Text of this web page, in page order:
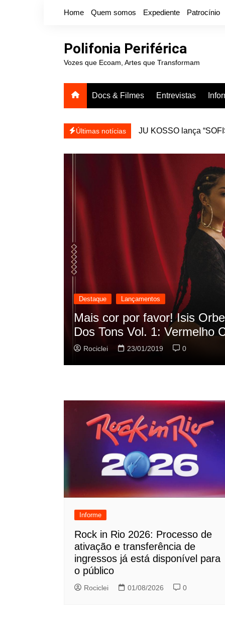
Home Quem somos Expediente Patrocínio
Polifonia Periférica
Vozes que Ecoam, Artes que Transformam
Docs & Filmes Entrevistas
Últimas notícias
JU KOSSO lança
Projota relança a
Destaque Lançamentos
Rashid vai buscar nos HQs
sua nova música
Rociclei 22/01/2019 0
Informe
Rock in Rio 2026: Processo de
ativação e transferência de
ingressos já está disponível para
o público
Rociclei 01/08/2026 0